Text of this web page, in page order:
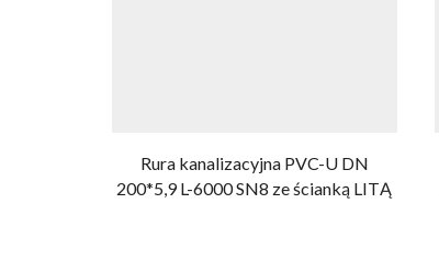
Rura kanalizacyjna PVC-U DN
200*5,9 L-6000 SN8 ze ścianką LITĄ